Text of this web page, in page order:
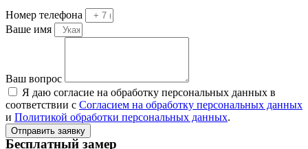
Номер телефона
Ваше имя
Ваш вопрос
Я даю согласие на обработку персональных данных в
соответствии с Согласием на обработку персональных данных
и Политикой обработки персональных данных.
Отправить заявку
Бесплатный замер